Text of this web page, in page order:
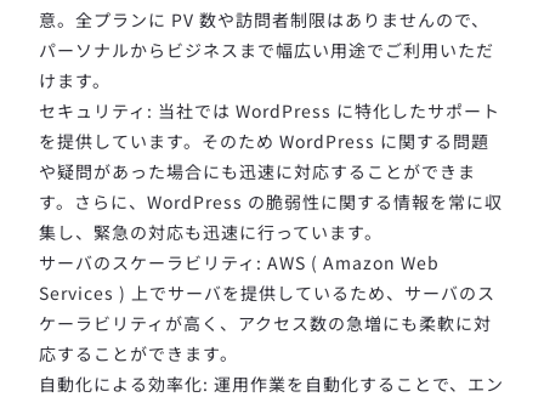
意。全プランに PV 数や訪問者制限はありませんので、
パーソナルからビジネスまで幅広い用途でご利用いただ
けます。
セキュリティ: 当社では WordPress に特化したサポート
を提供しています。そのため WordPress に関する問題
や疑問があった場合にも迅速に対応することができま
す。さらに、WordPress の脆弱性に関する情報を常に収
集し、緊急の対応も迅速に行っています。
サーバのスケーラビリティ: AWS ( Amazon Web
Services ) 上でサーバを提供しているため、サーバのス
ケーラビリティが高く、アクセス数の急増にも柔軟に対
応することができます。
自動化による効率化: 運用作業を自動化することで、エン